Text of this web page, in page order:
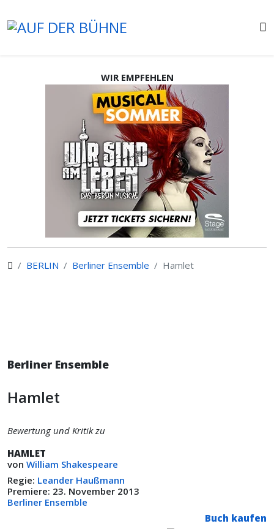
WIR EMPFEHLEN
BERLIN Berliner Ensemble Hamlet
Berliner Ensemble
Hamlet
Bewertung und Kritik zu
HAMLET
von William Shakespeare
Regie: Leander Haußmann
Premiere: 23. November 2013
Berliner Ensemble
Buch kaufen